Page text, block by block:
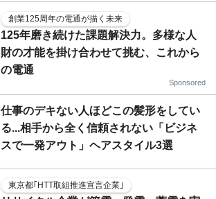
創業125周年の電通が描く未来
125年磨き続けた課題解決力。多様な人
財の才能を掛け合わせて挑む、これから
の電通
Sponsored
仕事のデキない人ほどこの髪形をしてい
る...相手から全く信頼されない「ビジネ
スで一発アウト」ヘアスタイル3選
東京都｢HTT取組推進宣言企業｣